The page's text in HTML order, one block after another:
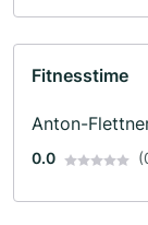
Fitnesstime
Anton-
0.0